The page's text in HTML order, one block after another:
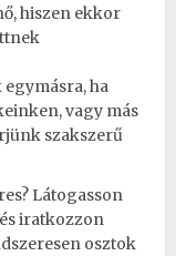
hiszen ekkor
ha
vagy más
szakszerű
Látogasson
iratkozzon
osztok